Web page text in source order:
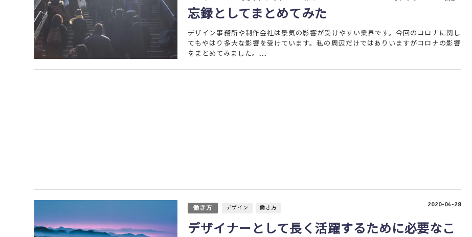
忘録としてまとめてみた
デザイン事務所や制作会社は景気の影響が受けやすい業界です。今回のコロナに関し
てもやはり多大な影響を受けています。私の周辺だけではありいますがコロナの影響
をまとめてみました。...
働き方 デザイン 働き方
デザイナーとして長く活躍するために必要なこ
2020-04-28